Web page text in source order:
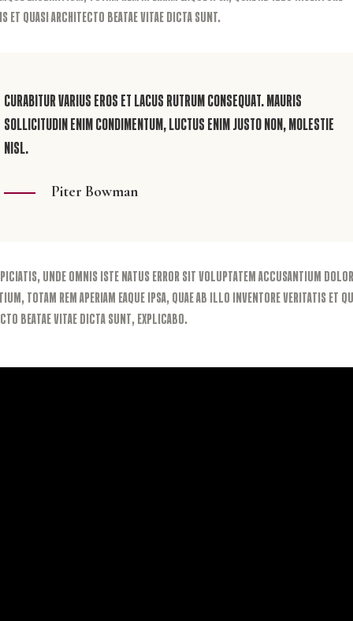
et quasi architecto beatae vitae dicta sunt.
Curabitur varius eros et lacus rutrum consequat. Mauris
sollicitudin enim condimentum, luctus enim justo non, molestie
nisl.
Piter Bowman
unde omnis iste natus error sit voluptatem accusantium
totam rem aperiam eaque ipsa, quae ab illo inventore veritatis et
beatae vitae dicta sunt, explicabo.